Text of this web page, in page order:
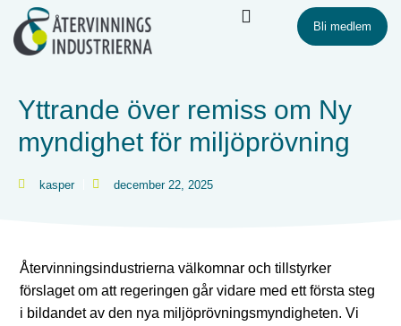
Bli medlem
Yttrande över remiss om Ny
myndighet för miljöprövning
kasper december 22, 2025
Återvinningsindustrierna välkomnar och tillstyrker
förslaget om att regeringen går vidare med ett första steg
i bildandet av den nya miljöprövningsmyndigheten. Vi